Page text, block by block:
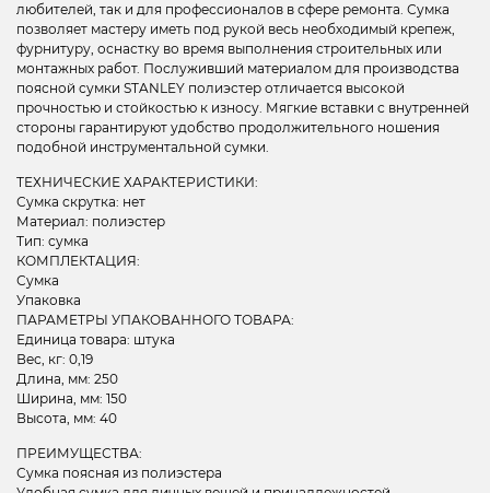
любителей, так и для профессионалов в сфере ремонта. Сумка
позволяет мастеру иметь под рукой весь необходимый крепеж,
фурнитуру, оснастку во время выполнения строительных или
монтажных работ. Послуживший материалом для производства
поясной сумки STANLEY полиэстер отличается высокой
прочностью и стойкостью к износу. Мягкие вставки с внутренней
стороны гарантируют удобство продолжительного ношения
подобной инструментальной сумки.
ТЕХНИЧЕСКИЕ ХАРАКТЕРИСТИКИ:
Сумка скрутка: нет
Материал: полиэстер
Тип: сумка
КОМПЛЕКТАЦИЯ:
Сумка
Упаковка
ПАРАМЕТРЫ УПАКОВАННОГО ТОВАРА:
Единица товара: штука
Вес, кг: 0,19
Длина, мм: 250
Ширина, мм: 150
Высота, мм: 40
ПРЕИМУЩЕСТВА:
Сумка поясная из полиэстера